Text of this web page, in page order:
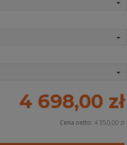
4 698,00 zł
Cena netto: 4 350,00 zł